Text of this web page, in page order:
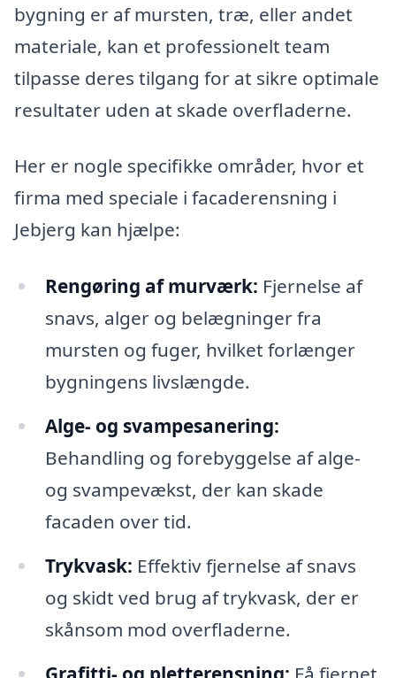
bygning er af mursten, træ, eller andet
materiale, kan et professionelt team
tilpasse deres tilgang for at sikre optimale
resultater uden at skade overfladerne.
Her er nogle specifikke områder, hvor et
firma med speciale i facaderensning i
Jebjerg kan hjælpe:
Rengøring af murværk: Fjernelse af
snavs, alger og belægninger fra
mursten og fuger, hvilket forlænger
bygningens livslængde.
Alge- og svampesanering:
Behandling og forebyggelse af alge-
og svampevækst, der kan skade
facaden over tid.
Trykvask: Effektiv fjernelse af snavs
og skidt ved brug af trykvask, der er
skånsom mod overfladerne.